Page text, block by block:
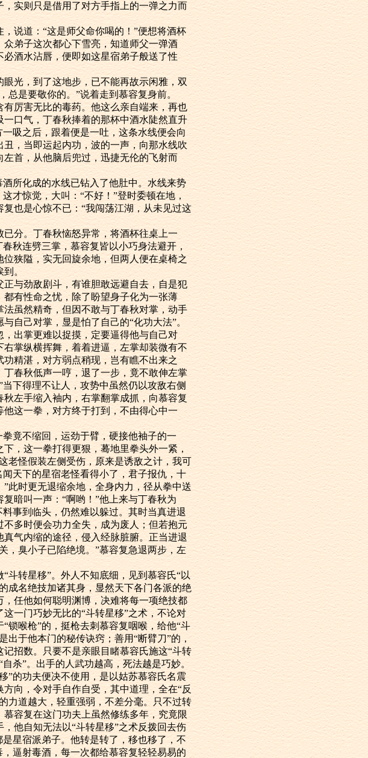
实则只是借用了对方手指上的一弹之力而
说道：“这是师父命你喝的！”便想将酒杯
弟子这次都心下雪亮，知道师父一弹酒
酒水沾唇，便即如这星宿弟子般送了性
光，到了这地步，已不能再故示闲雅，双
是要敬你的。”说着走到慕容复身前。
厉害无比的毒药。他这么亲自端来，再也
口气，丁春秋捧着的那杯中酒水陡然直升
吸之后，跟着便是一吐，这条水线便会向
，当即运起内功，波的一声，向那水线吹
首，从他脑后兜过，迅捷无伦的飞射而
所化成的水线已钻入了他肚中。水线来势
才惊觉，大叫：“不好！”登时委顿在地，
也是心惊不已：“我闯荡江湖，从未见过这
分。丁春秋恼怒异常，将酒杯往桌上一
秋连劈三掌，慕容复皆以小巧身法避开，
狭隘，实无回旋余地，但两人便在桌椅之
到。
与劲敌剧斗，有谁胆敢远避自去，自是犯
有性命之忧，除了盼望身子化为一张薄
虽然精奇，但因不敢与丁春秋对掌，动手
自己对掌，显是怕了自己的“化功大法”。
出掌更难以捉摸，定要逼得他与自己对
掌纵横挥舞，着着进逼，左掌却装微有不
精湛，对方弱点稍现，岂有瞧不出来之
春秋低声一哼，退了一步，竟不敢伸左掌
下得理不让人，攻势中虽然仍以攻敌右侧
左手缩入袖内，右掌翻掌成抓，向慕容复
这一拳，对方终于打到，不由得心中一
竟不缩回，运劲于臂，硬接他袖子的一
，这一拳打得更狠，蓦地里拳头外一紧，
老怪假装左侧受伤，原来是诱敌之计，我可
天下的星宿老怪看得小了，君子报仇，十
此时更无退缩余地，全身内力，径从拳中送
暗叫一声：“啊哟！”他上来与丁春秋为
事到临头，仍然难以躲过。其时当真进退
多时便会功力全失，成为废人；但若抱元
气内缩的途径，侵入经脉脏腑。正当进退
，臭小子已陷绝境。”慕容复急退两步，左
转星移”。外人不知底细，见到慕容氏“以
成名绝技加诸其身，显然天下各门各派的绝
任他如何聪明渊博，决难将每一项绝技都
一门巧妙无比的“斗转星移”之术，不论对
锁喉枪”的，挺枪去刺慕容复咽喉，给他“斗
出于他本门的秘传诀窍；善用“断臂刀”的，
招数。只要不是亲眼目睹慕容氏施这“斗转
杀”。出手的人武功越高，死法越是巧妙。
”的功夫便决不使用，是以姑苏慕容氏名震
向，令对手自作自受，其中道理，全在“反
力道越大，轻重强弱，不差分毫。只不过转
容复在这门功夫上虽然修练多年，究竟限
他自知无法以“斗转星移”之术反拨回去伤
星宿派弟子。他转是转了，移也移了，不
逼射毒酒，每一次都给慕容复轻轻易易的